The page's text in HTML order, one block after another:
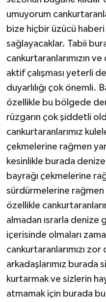
umuyorum
bize hiçbir üzücü
sağlayacaklar. Tabii
cankurtaranlarımızın
aktif çalışması yeterli
duyarlılığı çok önemli.
özellikle bu bölgede
rüzgarın çok şiddetli
cankurtaranlarımız
çekmelerine rağmen
kesinlikle burada denize
bayrağı çekmelerine
sürdürmelerine rağmen
özellikle
almadan ısrarla denize
içerisinde olmaları
cankurtaranlarımızı
arkadaşlarımız burada
kurtarmak ve sizlerin
atmamak için burada bu